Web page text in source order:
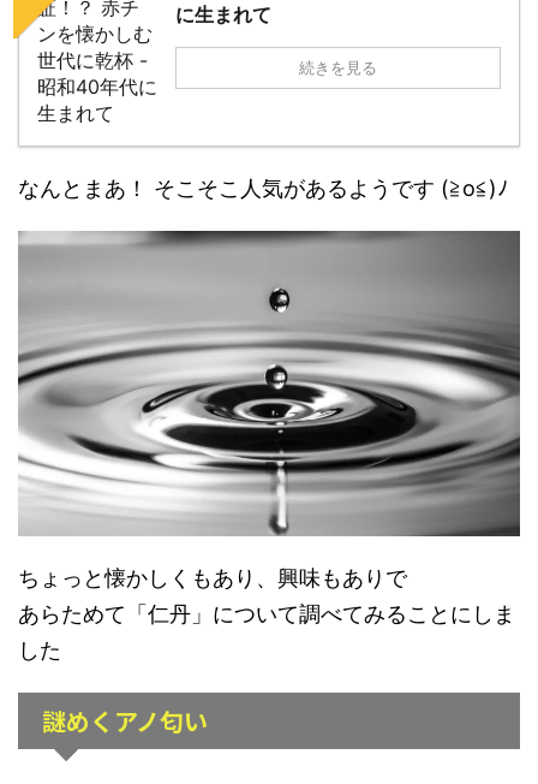
に生まれて
続きを見る
なんとまあ！ そこそこ人気があるようです (≧o≦)ﾉ
ちょっと懐かしくもあり、興味もありで
あらためて「仁丹」について調べてみることにしま
した
謎めくアノ匂い